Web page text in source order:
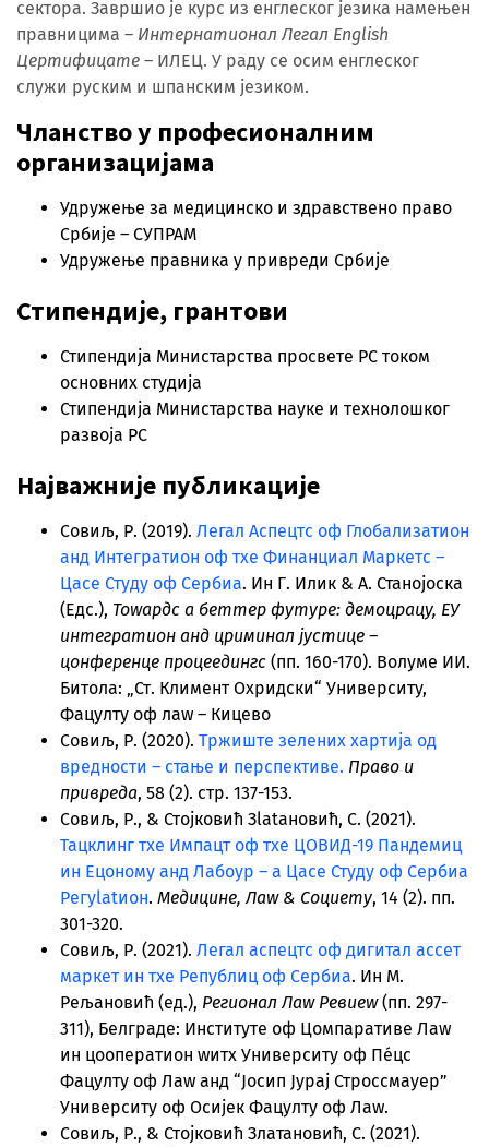
сектора. Завршио је курс из енглеског језика намењен
правницима – Интернатионал Легал English
Цертифицате – ИЛЕЦ. У раду се осим енглеског
служи руским и шпанским језиком.
Чланство у професионалним
организацијама
Удружење за медицинско и здравствено право
Србије – СУПРАМ
Удружење правника у привреди Србије
Стипендије, грантови
Стипендија Министарства просвете РС током
основних студија
Стипендија Министарства науке и технолошког
развоја РС
Најважније публикације
Совиљ, Р. (2019). Легал Аспецтс оф Глобализатион
анд Интегратион оф тхе Финанциал Маркетс –
Цасе Студy оф Сербиа. Ин Г. Илик & А. Станојоска
(Едс.), Тоwардс а беттер футуре: демоцрацy, ЕУ
интегратион анд цриминал јустице –
цонференце процеедингс (пп. 160-170). Волуме ИИ.
Битола: „Ст. Климент Охридски“ Университy,
Фацултy оф лаw – Кицево
Совиљ, Р. (2020). Тржиште зелених хартија од
вредности – стање и перспективе. Право и
привреда, 58 (2). стр. 137-153.
Совиљ, Р., & Стојковић Зlatановић, С. (2021).
Тацклинг тхе Импацт оф тхе ЦОВИД-19 Пандемиц
ин Ецономy анд Лабоур – а Цасе Студy оф Сербиа
Регуlatион. Медицине, Лаw & Социетy, 14 (2). пп.
301-320.
Совиљ, Р. (2021). Легал аспецтс оф дигитал ассет
маркет ин тхе Републиц оф Сербиа. Ин М.
Рељановић (ед.), Регионал Лаw Ревиеw(пп. 297-
311), Белграде: Институте оф Цомпаративе Лаw
ин цооператион wитх Университy оф Пéцс
Фацултy оф Лаw анд “Јосип Јурај Строссмаyер”
Университy оф Осијек Фацултy оф Лаw.
Совиљ, Р., & Стојковић Златановић, С. (2021).